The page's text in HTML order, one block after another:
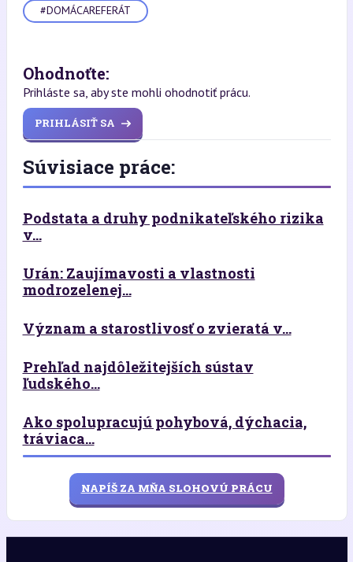
#DOMÁCAREFERÁT
Ohodnoťte:
Prihláste sa, aby ste mohli ohodnotiť prácu.
PRIHLÁSIŤ SA
Súvisiace práce:
Podstata a druhy podnikateľského rizika
v...
Urán: Zaujímavosti a vlastnosti
modrozelenej...
Význam a starostlivosť o zvieratá v...
Prehľad najdôležitejších sústav
ľudského...
Ako spolupracujú pohybová, dýchacia,
tráviaca...
NAPÍŠ ZA MŇA SLOHOVÚ PRÁCU